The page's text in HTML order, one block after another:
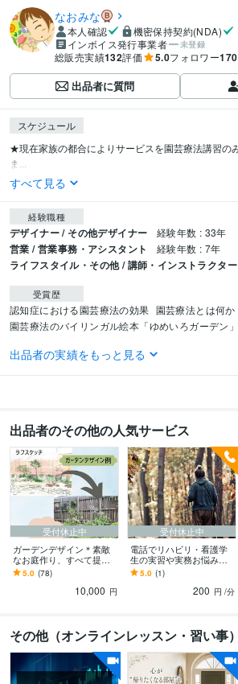
なおみな
本人確認
機密保持契約(NDA)
インボイス発行事業者
未登録
総販売実績132評価 5.0フォロワー170
出品者に質問
スケジュール
★現在家族の都合によりサービスを園芸療法講習の
ま...
すべて見る
経験職種
デザイナー / その他デザイナー 経験年数 : 33年
営業 / 営業事務・アシスタント 経験年数 : 7年
ライフスタイル・その他 / 講師・インストラクター
受賞歴
認知症における園芸療法の効果 園芸療法とは何
園芸療法のバイリンガル絵本「ゆめいろガーデン」
資格・検定
ライティング・翻訳 園芸、ガーデニングに関する
法、リハビリ、介護に関する講演 オランダスタ
習
語学力
日常会話レベル
出品者の実績をもっと見る
出品者のその他の人気サービス
受付休止中
ガーデンデザイン＊素敵
なお庭作り、すべて提案
します プロの園芸家がご
一緒に植物選び、管理方
法などアドバイス♫
5.0 (78)
10,000 円
受付休止中
電話でリハビリ・看護学
生の実習や実務お悩み聞
きます 現役作業療法士が
臨床実習・仕事の行き詰
まりや悩み解決します！
5.0 (1)
200 円 /分
その他（オンラインレッスン・習い事